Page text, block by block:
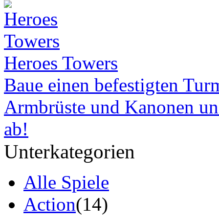
Heroes Towers
Baue einen befestigten
Armbrüste und Kanonen
ab!
Unterkategorien
Alle Spiele
Action(14)